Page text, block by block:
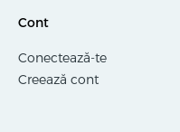
Cont
Conectează-te
Creează cont